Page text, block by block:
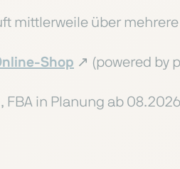
mittlerweile über
Shop ↗️ (powered by
FBA in Planung ab 08.2026